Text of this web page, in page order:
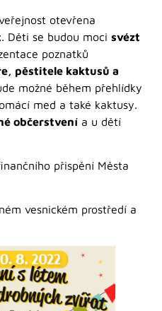
otevřena
. Děti se budou moci svézt
poznatků
pěstitele kaktusů a
možné během přehlídky
med a také kaktusy.
občerstvení a u dětí
přispění Města
vesnickém prostředí a